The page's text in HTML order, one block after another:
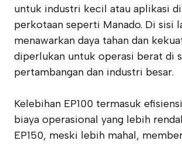
untuk industri kecil atau aplikasi di
perkotaan seperti Manado. Di sisi
menawarkan daya tahan dan
diperlukan untuk operasi berat di
pertambangan dan industri besar.
Kelebihan EP100 termasuk
biaya operasional yang lebih
EP150, meski lebih mahal,